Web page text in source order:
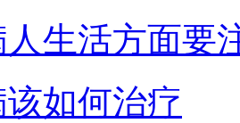
生活方面要
如何治疗